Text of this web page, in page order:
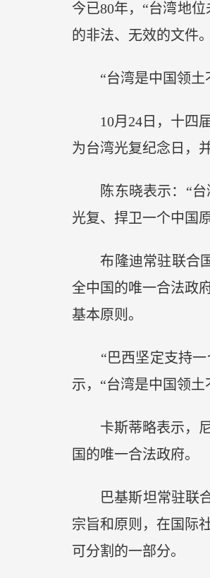
今已80年，“台湾地
的非法、无效的文件。
“台湾是中国领土
10月24日，十四届
为台湾光复纪念日，
陈东晓表示：“台湾
光复、捍卫一个中国
布隆迪常驻联合国
全中国的唯一合法政
基本原则。
“巴西坚定支持一个
示，“台湾是中国领
卡斯蒂略表示，尼
国的唯一合法政府。
巴基斯坦常驻联合
宗旨和原则，在国际
可分割的一部分。